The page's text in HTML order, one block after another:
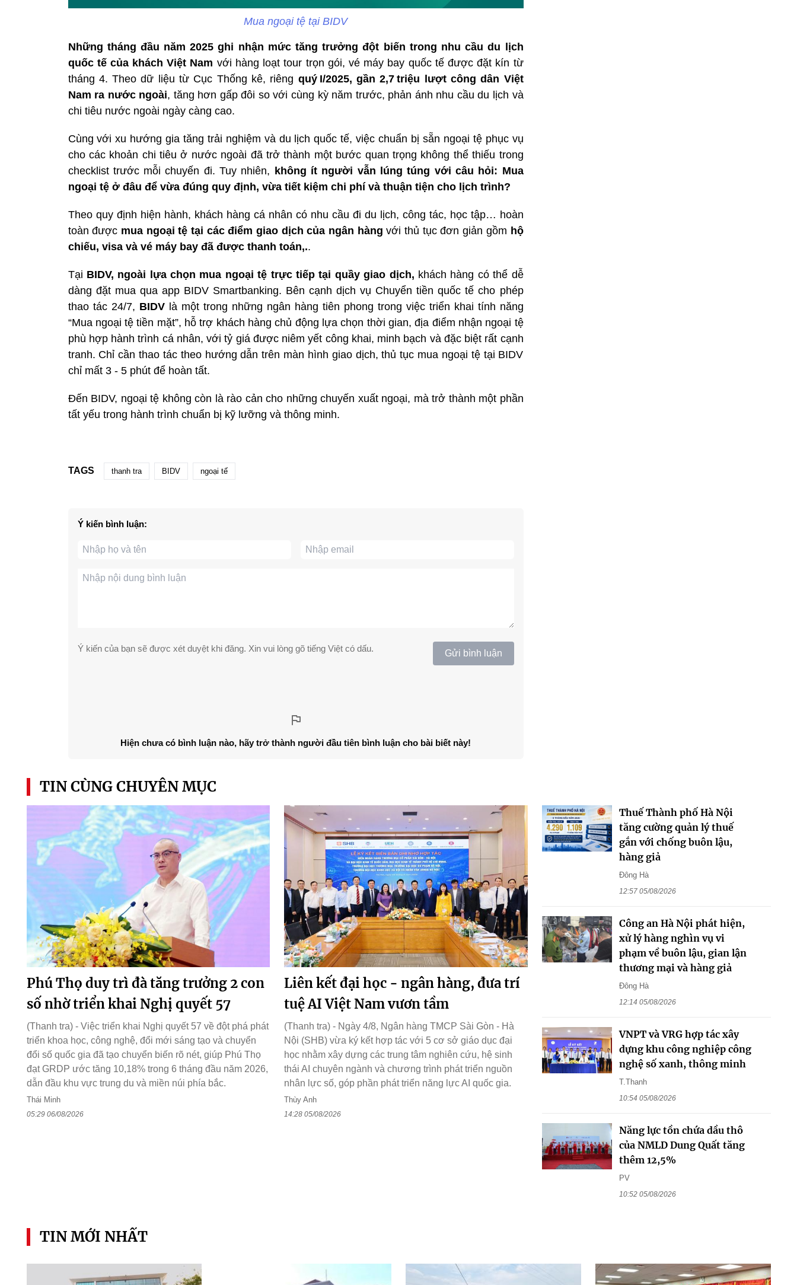
Mua ngoại tệ tại BIDV
Những tháng đầu năm 2025 ghi nhận mức tăng trưởng đột biến trong nhu cầu du lịch
quốc tế của khách Việt Nam với hàng loạt tour trọn gói, vé máy bay quốc tế được đặt kín từ
tháng 4. Theo dữ liệu từ Cục Thống kê, riêng quý I/2025, gần 2,7 triệu lượt công dân Việt
Nam ra nước ngoài, tăng hơn gấp đôi so với cùng kỳ năm trước, phản ánh nhu cầu du lịch và
chi tiêu nước ngoài ngày càng cao.
Cùng với xu hướng gia tăng trải nghiệm và du lịch quốc tế, việc chuẩn bị sẵn ngoại tệ phục vụ
cho các khoản chi tiêu ở nước ngoài đã trở thành một bước quan trọng không thể thiếu trong
checklist trước mỗi chuyến đi. Tuy nhiên, không ít người vẫn lúng túng với câu hỏi: Mua
ngoại tệ ở đâu để vừa đúng quy định, vừa tiết kiệm chi phí và thuận tiện cho lịch trình?
Theo quy định hiện hành, khách hàng cá nhân có nhu cầu đi du lịch, công tác, học tập… hoàn
toàn được mua ngoại tệ tại các điểm giao dịch của ngân hàng với thủ tục đơn giản gồm hộ
chiếu, visa và vé máy bay đã được thanh toán,..
Tại BIDV, ngoài lựa chọn mua ngoại tệ trực tiếp tại quầy giao dịch, khách hàng có thể dễ
dàng đặt mua qua app BIDV Smartbanking. Bên cạnh dịch vụ Chuyển tiền quốc tế cho phép
thao tác 24/7, BIDVlà một trong những ngân hàng tiên phong trong việc triển khai tính năng
“Mua ngoại tệ tiền mặt”, hỗ trợ khách hàng chủ động lựa chọn thời gian, địa điểm nhận ngoại tệ
phù hợp hành trình cá nhân, với tỷ giá được niêm yết công khai, minh bạch và đặc biệt rất cạnh
tranh. Chỉ cần thao tác theo hướng dẫn trên màn hình giao dịch, thủ tục mua ngoại tệ tại BIDV
chỉ mất 3 - 5 phút để hoàn tất.
Đến BIDV, ngoại tệ không còn là rào cản cho những chuyến xuất ngoại, mà trở thành một phần
tất yếu trong hành trình chuẩn bị kỹ lưỡng và thông minh.
TAGS thanh tra BIDV ngoại tế
Ý kiến bình luận:
Ý kiến của bạn sẽ được xét duyệt khi đăng. Xin vui lòng gõ tiếng Việt có dấu. Gửi bình luận
Hiện chưa có bình luận nào, hãy trở thành người đầu tiên bình luận cho bài biết này!
TIN CÙNG CHUYÊN MỤC
Phú Thọ duy trì đà tăng trưởng 2 con
số nhờ triển khai Nghị quyết 57
(Thanh tra) - Việc triển khai Nghị quyết 57 về đột phá phát
triển khoa học, công nghệ, đổi mới sáng tạo và chuyển
đổi số quốc gia đã tạo chuyển biến rõ nét, giúp Phú Thọ
đạt GRDP ước tăng 10,18% trong 6 tháng đầu năm 2026,
dẫn đầu khu vực trung du và miền núi phía bắc.
Thái Minh
05:29 06/08/2026
Liên kết đại học - ngân hàng, đưa trí
tuệ AI Việt Nam vươn tầm
(Thanh tra) - Ngày 4/8, Ngân hàng TMCP Sài Gòn - Hà
Nội (SHB) vừa ký kết hợp tác với 5 cơ sở giáo dục đại
học nhằm xây dựng các trung tâm nghiên cứu, hệ sinh
thái AI chuyên ngành và chương trình phát triển nguồn
nhân lực số, góp phần phát triển năng lực AI quốc gia.
Thùy Anh
14:28 05/08/2026
Thuế Thành phố Hà Nội
tăng cường quản lý thuế
gắn với chống buôn lậu,
hàng giả
Đông Hà
12:57 05/08/2026
Công an Hà Nội phát hiện,
xử lý hàng nghìn vụ vi
phạm về buôn lậu, gian lận
thương mại và hàng giả
Đông Hà
12:14 05/08/2026
VNPT và VRG hợp tác xây
dựng khu công nghiệp công
nghệ số xanh, thông minh
T.Thanh
10:54 05/08/2026
Năng lực tồn chứa dầu thô
của NMLD Dung Quất tăng
thêm 12,5%
PV
10:52 05/08/2026
TIN MỚI NHẤT